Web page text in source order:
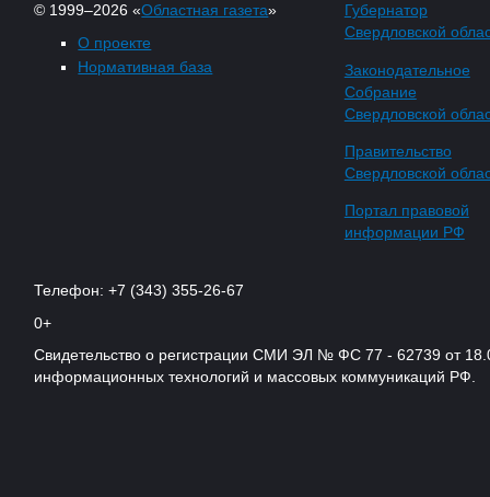
© 1999–2026 «Областная газета»
О проекте
Нормативная база
Губернатор
Свердловской
Законодательное
Собрание
Свердловской
Правительство
Свердловской
Портал правовой
информации РФ
Телефон: +7 (343) 355-26-67
0+
Свидетельство о регистрации СМИ ЭЛ № ФС 77 - 62739 от
информационных технологий и массовых коммуникаций РФ.